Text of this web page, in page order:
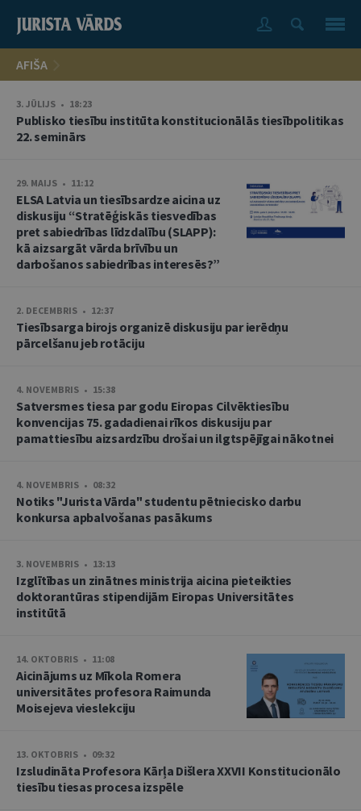
AFIŠA
3. JŪLIJS • 18:23
Publisko tiesību institūta konstitucionālās tiesībpolitikas
22. seminārs
29. MAIJS • 11:12
ELSA Latvia un tiesībsardze aicina uz
diskusiju “Stratēģiskās tiesvedības
pret sabiedrības līdzdalību (SLAPP):
kā aizsargāt vārda brīvību un
darbošanos sabiedrības interesēs?”
2. DECEMBRIS • 12:37
Tiesībsarga birojs organizē diskusiju par ierēdņu
pārcelšanu jeb rotāciju
4. NOVEMBRIS • 15:38
Satversmes tiesa par godu Eiropas Cilvēktiesību
konvencijas 75. gadadienai rīkos diskusiju par
pamattiesību aizsardzību drošai un ilgtspējīgai nākotnei
4. NOVEMBRIS • 08:32
Notiks "Jurista Vārda" studentu pētniecisko darbu
konkursa apbalvošanas pasākums
3. NOVEMBRIS • 13:13
Izglītības un zinātnes ministrija aicina pieteikties
doktorantūras stipendijām Eiropas Universitātes
institūtā
14. OKTOBRIS • 11:08
Aicinājums uz Mīkola Romera
universitātes profesora Raimunda
Moisejeva vieslekciju
13. OKTOBRIS • 09:32
Izsludināta Profesora Kārļa Dišlera XXVII Konstitucionālo
tiesību tiesas procesa izspēle